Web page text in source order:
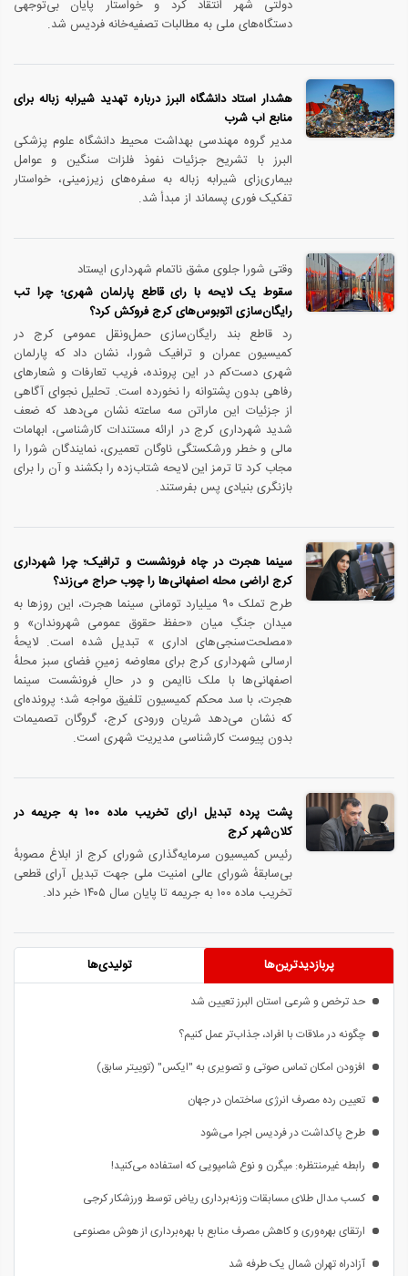
دولتی شهر انتقاد کرد و خواستار پایان بی‌توجهی
دستگاه‌های ملی به مطالبات تصفیه‌خانه فردیس شد.
هشدار استاد دانشگاه البرز درباره تهدید شیرابه زباله برای
منابع آب شرب
مدیر گروه مهندسی بهداشت محیط دانشگاه علوم پزشکی
البرز با تشریح جزئیات نفوذ فلزات سنگین و عوامل
بیماری‌زای شیرابه زباله به سفره‌های زیرزمینی، خواستار
تفکیک فوری پسماند از مبدأ شد.
وقتی شورا جلوی مشق ناتمام شهرداری ایستاد
سقوط یک لایحه با رأی قاطع پارلمان شهری؛ چرا تب
رایگان‌سازی اتوبوس‌های کرج فروکش کرد؟
رد قاطع بند رایگان‌سازی حمل‌ونقل عمومی کرج در
کمیسیون عمران و ترافیک شورا، نشان داد که پارلمان
شهری دست‌کم در این پرونده، فریب تعارفات و شعارهای
رفاهی بدون پشتوانه را نخورده است. تحلیل نجوای آگاهی
از جزئیات این ماراتن سه ساعته نشان می‌دهد که ضعف
شدید شهرداری کرج در ارائه مستندات کارشناسی، ابهامات
مالی و خطر ورشکستگی ناوگان تعمیری، نمایندگان شورا را
مجاب کرد تا ترمز این لایحه شتاب‌زده را بکشند و آن را برای
بازنگری بنیادی پس بفرستند.
سینما هجرت در چاه فرونشست و ترافیک؛ چرا شهرداری
کرج اراضی محله اصفهانی‌ها را چوب حراج می‌زند؟
طرح تملک ۹۰ میلیارد تومانی سینما هجرت، این روزها به
میدان جنگِ میان «حفظ حقوق عمومی شهروندان» و
«مصلحت‌سنجی‌های اداری » تبدیل شده است. لایحهٔ
ارسالی شهرداری کرج برای معاوضه زمینِ فضای سبز محلهٔ
اصفهانی‌ها با ملک ناایمن و در حالِ فرونشست سینما
هجرت، با سد محکم کمیسیون تلفیق مواجه شد؛ پرونده‌ای
که نشان می‌دهد شریان ورودی کرج، گروگان تصمیمات
بدون پیوست کارشناسی مدیریت شهری است.
پشت پرده تبدیل آرای تخریب ماده ۱۰۰ به جریمه در
کلان‌شهر کرج
رئیس کمیسیون سرمایه‌گذاری شورای کرج از ابلاغ مصوبهٔ
بی‌سابقهٔ شورای عالی امنیت ملی جهت تبدیل آرای قطعی
تخریب ماده ۱۰۰ به جریمه تا پایان سال ۱۴۰۵ خبر داد.
پربازدیدترین‌ها تولیدی‌ها
حد ترخص و شرعی استان البرز تعیین شد
چگونه در ملاقات با افراد، جذاب‌تر عمل کنیم؟
افزودن امکان تماس صوتی و تصویری به "ایکس" (توییتر سابق)
تعیین رده مصرف انرژی ساختمان در جهان
طرح پاکداشت در فردیس اجرا می‌شود
رابطه غیرمنتظره: میگرن و نوع شامپویی که استفاده می‌کنید!
کسب مدال طلای مسابقات وزنه‌برداری ریاض توسط ورزشکار کرجی
ارتقای بهره‌وری و کاهش مصرف منابع با بهره‌برداری از هوش مصنوعی
آزادراه تهران شمال یک طرفه شد